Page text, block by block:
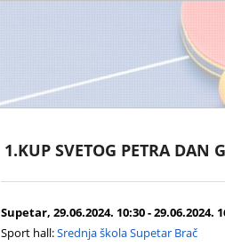
1.KUP SVETOG PETRA DAN
Supetar, 29.06.2024. 10:30 - 29.06.2024.
Sport hall:Srednja škola Supetar Brač